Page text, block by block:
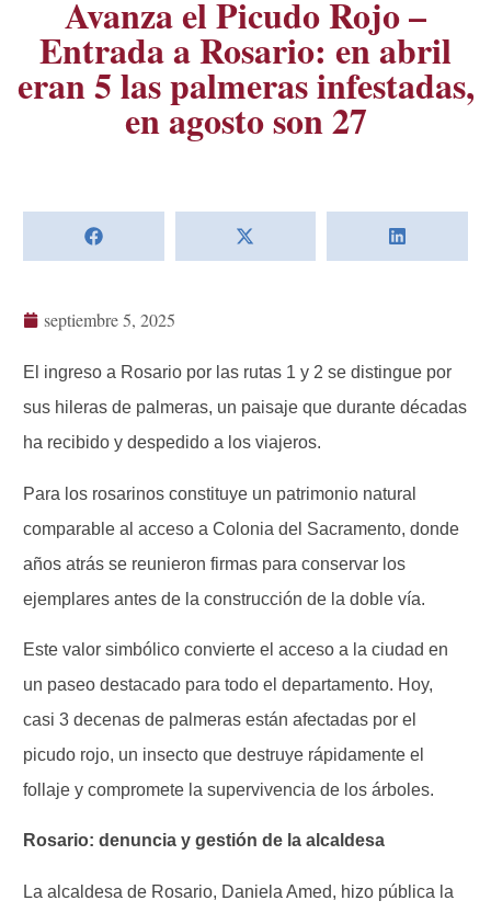
Avanza el Picudo Rojo –
Entrada a Rosario: en abril
eran 5 las palmeras infestadas,
en agosto son 27
septiembre 5, 2025
El ingreso a Rosario por las rutas 1 y 2 se distingue por
sus hileras de palmeras, un paisaje que durante décadas
ha recibido y despedido a los viajeros.
Para los rosarinos constituye un patrimonio natural
comparable al acceso a Colonia del Sacramento, donde
años atrás se reunieron firmas para conservar los
ejemplares antes de la construcción de la doble vía.
Este valor simbólico convierte el acceso a la ciudad en
un paseo destacado para todo el departamento. Hoy,
casi 3 decenas de palmeras están afectadas por el
picudo rojo, un insecto que destruye rápidamente el
follaje y compromete la supervivencia de los árboles.
Rosario: denuncia y gestión de la alcaldesa
La alcaldesa de Rosario, Daniela Amed, hizo pública la